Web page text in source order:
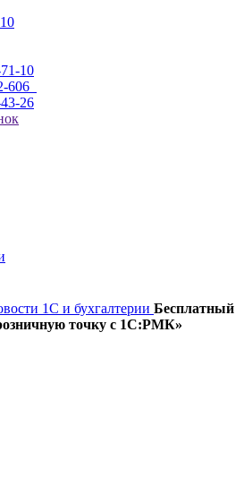
10
606
26
1С и бухгалтерии Бесплатный
точку с 1С:РМК»